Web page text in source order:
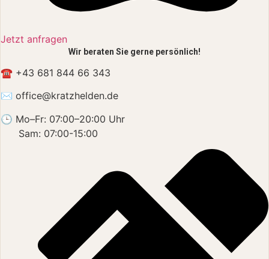
Jetzt anfragen
Wir beraten Sie gerne persönlich!
☎ +43 681 844 66 343
✉ office@kratzhelden.de
🕒 Mo–Fr: 07:00–20:00 Uhr
Sam: 07:00-15:00